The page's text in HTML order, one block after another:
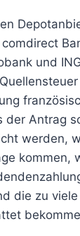
und
der Antrag
werden,
kommen,
die zu